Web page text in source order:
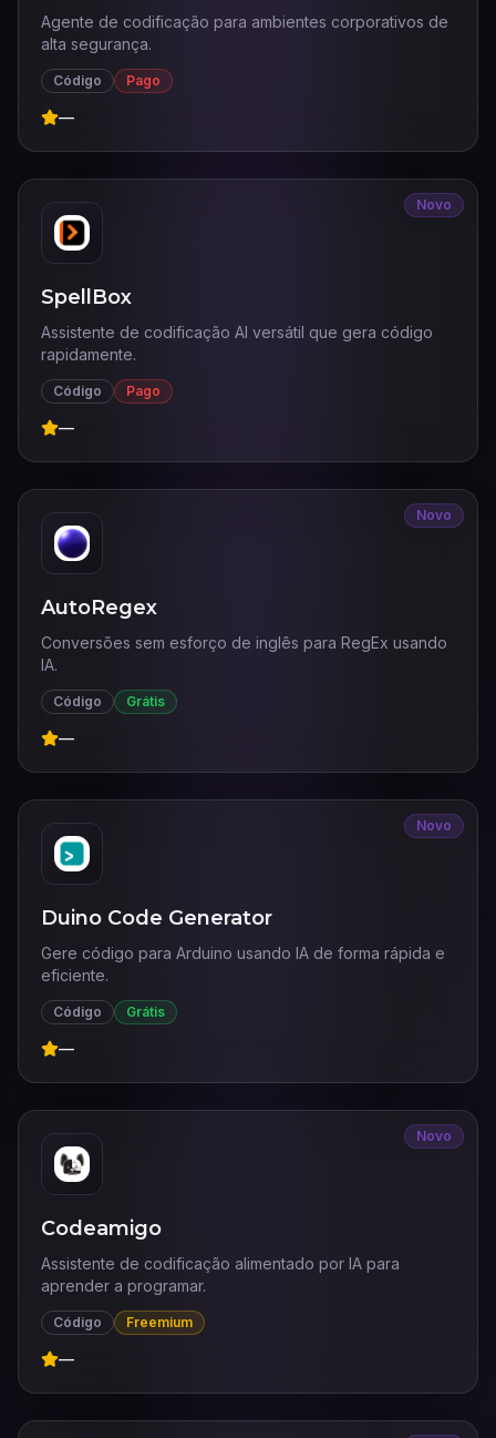
Agente de codificação para ambientes corporativos de
alta segurança.
Código Pago
—
Novo
SpellBox
Assistente de codificação AI versátil que gera código
rapidamente.
Código Pago
—
Novo
AutoRegex
Conversões sem esforço de inglês para RegEx usando
IA.
Código Grátis
—
Novo
Duino Code Generator
Gere código para Arduino usando IA de forma rápida e
eficiente.
Código Grátis
—
Novo
Codeamigo
Assistente de codificação alimentado por IA para
aprender a programar.
Código Freemium
—